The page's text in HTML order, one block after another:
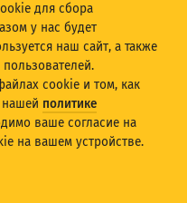
результаты
Сбросить
PNGFOUNDATION
Связь с нами
для сбора
у нас будет
наш сайт, а также
cookie и том, как
нашей политике
ваше согласие на
на вашем устройстве.